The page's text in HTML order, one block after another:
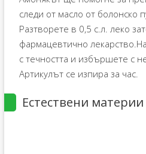
следи от масло от болонско
Разтворете в 0,5 с.л. леко
фармацевтично
с течността и избършете с
Артикулът се изпира за час.
Естествени материи